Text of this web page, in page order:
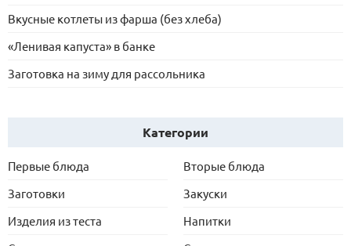
Вкусные котлеты из фарша (без хлеба)
«Ленивая капуста» в банке
Заготовка на зиму для рассольника
Категории
Первые блюда
Вторые блюда
Заготовки
Закуски
Изделия из теста
Напитки